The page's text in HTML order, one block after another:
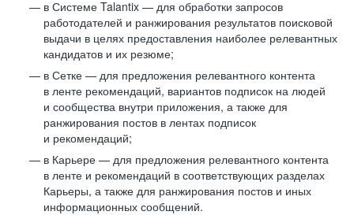
в Системе Talantix — для обработки запросов
работодателей и ранжирования результатов поисковой
выдачи в целях предоставления наиболее релевантных
кандидатов и их резюме;
в Сетке — для предложения релевантного контента
в ленте рекомендаций, вариантов подписок на людей
и сообщества внутри приложения, а также для
ранжирования постов в лентах подписок
и рекомендаций;
в Карьере — для предложения релевантного контента
в ленте и рекомендаций в соответствующих разделах
Карьеры, а также для ранжирования постов и иных
информационных сообщений.